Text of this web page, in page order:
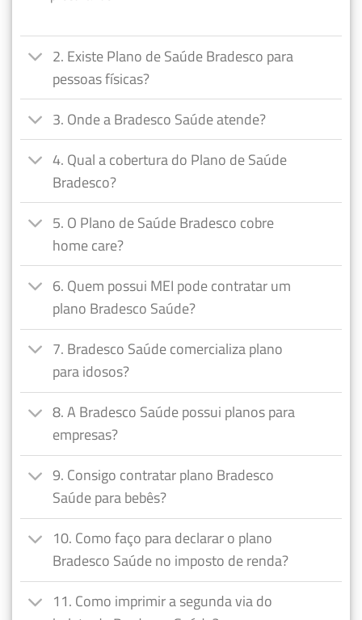
2. Existe Plano de Saúde Bradesco para
pessoas físicas?
3. Onde a Bradesco Saúde atende?
4. Qual a cobertura do Plano de Saúde
Bradesco?
5. O Plano de Saúde Bradesco cobre
home care?
6. Quem possui MEI pode contratar um
plano Bradesco Saúde?
7. Bradesco Saúde comercializa plano
para idosos?
8. A Bradesco Saúde possui planos para
empresas?
9. Consigo contratar plano Bradesco
Saúde para bebês?
10. Como faço para declarar o plano
Bradesco Saúde no imposto de renda?
11. Como imprimir a segunda via do